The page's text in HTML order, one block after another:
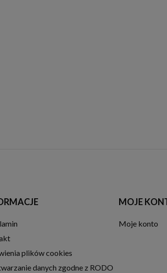
plików cookies
danych zgodne z RODO
MOJE
Moje konto